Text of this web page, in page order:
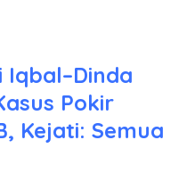
Iqbal–Dinda
Pokir
Kejati: Semua